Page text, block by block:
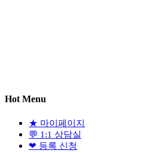
Hot Menu
★ 마이페이지
💬 1:1 상담실
❤ 등록 신청